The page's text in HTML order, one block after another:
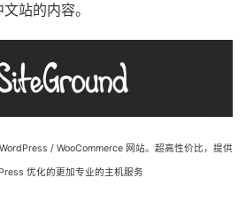
站的内容。
/ WooCommerce 网站。超高性价比，提供
优化的更加专业的主机服务